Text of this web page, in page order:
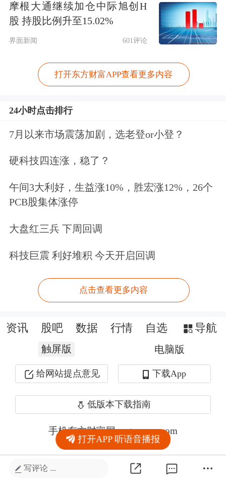
摩根大通继续加仓中际旭创H
股 持股比例升至15.02%
界面新闻 601评论
打开东方财富APP查看更多内容
24小时点击排行
7月以来市场震荡加剧，选老登or小登？
硬科技四连涨，稳了？
午间3大利好，生益涨10%，胜宏涨12%，26个
PCB股集体涨停
大盘红三兵 下周回调
科技巨震 利好堆积 今天开启回调
点击查看更多内容
写评论 ...
打开APP 听语音播报
资讯 股吧 数据 行情 自选 导航
触屏版 电脑版
给网站提点意见 下载App
低版本下载指南
手机东方财富网 eastmoney.com
网站备案号:沪ICP备05006054号-11